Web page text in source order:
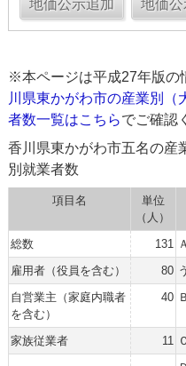
※本ページは平成27年版の
川県東かがわ市の産業別（
者数一覧はこちらでご確認
香川県東かがわ市五名の産
別就業者数
項目名
単位
（人）
総数
131
雇用者（役員を含む）
80
自営業主（家庭内職者
を含む）
40
家族従業者 11